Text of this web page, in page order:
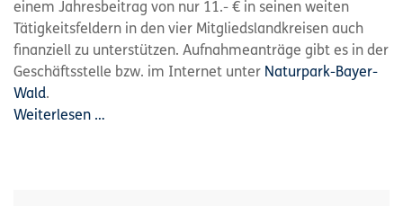
einem Jahresbeitrag von nur 11.- € in seinen weiten
Tätigkeitsfeldern in den vier Mitgliedslandkreisen auch
finanziell zu unterstützen. Aufnahmeanträge gibt es in der
Geschäftsstelle bzw. im Internet unter Naturpark-Bayer-
Wald.
Weiterlesen …